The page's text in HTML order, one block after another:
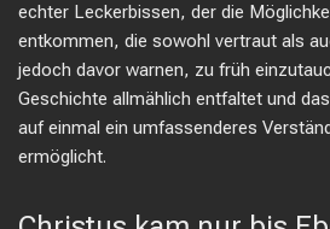
echter Leckerbissen, der die
entkommen, die sowohl vertraut als
jedoch davor warnen, zu früh
Geschichte allmählich entfaltet und
auf einmal ein umfassenderes
ermöglicht.